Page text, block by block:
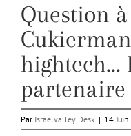
Question
hightech…
partenaire
Par Israelvalley Desk | 14